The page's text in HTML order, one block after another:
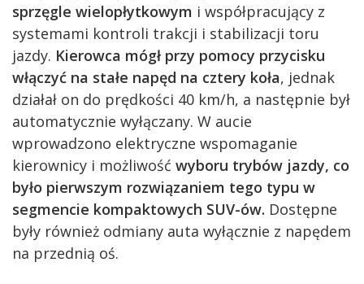
sprzęgle wielopłytkowym i współpracujący z
systemami kontroli trakcji i stabilizacji toru
jazdy. Kierowca mógł przy pomocy przycisku
włączyć na stałe napęd na cztery koła, jednak
działał on do prędkości 40 km/h, a następnie był
automatycznie wyłączany. W aucie
wprowadzono elektryczne wspomaganie
kierownicy i możliwość wyboru trybów jazdy, co
było pierwszym rozwiązaniem tego typu w
segmencie kompaktowych SUV-ów. Dostępne
były również odmiany auta wyłącznie z napędem
na przednią oś.